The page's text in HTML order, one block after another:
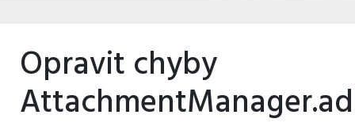
Opravit chyby